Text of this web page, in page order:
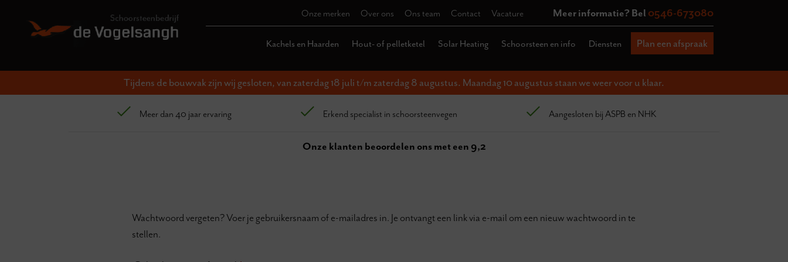
Tijdens de bouwvak zijn wij gesloten, van zaterdag 18 juli t/m zaterdag 8 augustus. Maandag 10 augustus staan we weer voor u klaar.
Meer informatie? Bel 0546-673080
Onze merken Over ons Ons team Contact Vacature
Plan een afspraak
Kachels en Haarden Hout- of pelletketel Solar Heating Schoorsteen en info Diensten
Meer dan 40 jaar ervaring Erkend specialist in schoorsteenvegen Aangesloten bij ASPB en NHK
Onze klanten beoordelen ons met een 9,2
Wachtwoord vergeten? Voer je gebruikersnaam of e-mailadres in. Je ontvangt een link via e-mail om een nieuw wachtwoord in te
stellen.